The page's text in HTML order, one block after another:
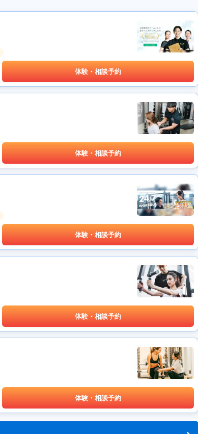
体験・相談予約
体験・相談予約
体験・相談予約
体験・相談予約
体験・相談予約